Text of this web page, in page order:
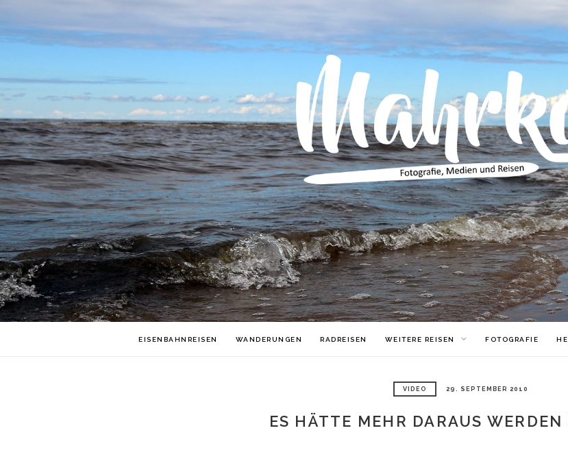
EISENBAHNREISEN WANDERUNGEN RADREISEN WEITERE REISEN FOTOGRAFIE
VIDEO 29. SEPTEMBER 2010
ES HÄTTE MEHR DARAUS